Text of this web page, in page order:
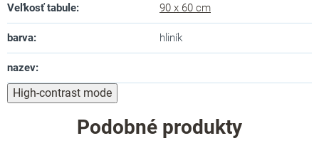
Veľkosť tabule: 90 x 60 cm
barva: hliník
nazev:
High-contrast mode
Podobné produkty